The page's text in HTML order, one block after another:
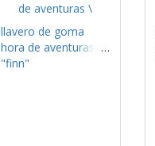
llavero de goma
hora de aventuras
"finn"